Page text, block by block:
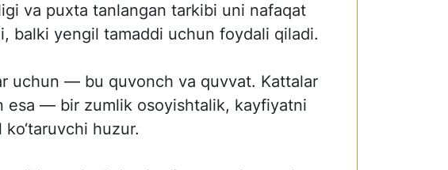
va puxta tanlangan tarkibi uni nafaqat
balki yengil tamaddi uchun foydali qiladi.
uchun — bu quvonch va quvvat. Kattalar
esa — bir zumlik osoyishtalik, kayfiyatni
ko‘taruvchi huzur.